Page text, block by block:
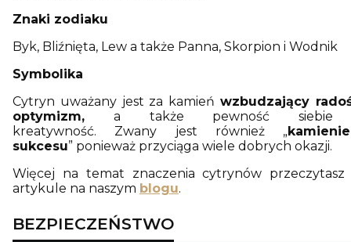
Znaki zodiaku
Byk, Bliźnięta, Lew a także Panna, Skorpion i Wodnik
Symbolika
Cytryn uważany jest za kamieńwzbudzający
optymizm,a także pewność
kreatywność. Zwany jest również „
sukcesu” ponieważ przyciąga wiele dobrych okazji.
Więcej na temat znaczenia cytrynów przeczytasz
artykule na naszym blogu.
BEZPIECZEŃSTWO